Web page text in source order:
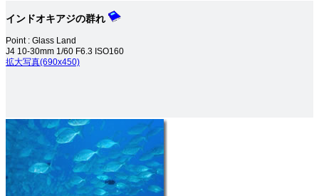
インドオキアジの群れ
Point : Glass Land
J4 10-30mm 1/60 F6.3 ISO160
拡大写真(690x450)